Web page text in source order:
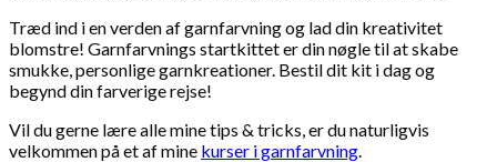
Træd ind i en verden af garnfarvning og lad din kreativitet
blomstre! Garnfarvnings startkittet er din nøgle til at skabe
smukke, personlige garnkreationer. Bestil dit kit i dag og
begynd din farverige rejse!
Vil du gerne lære alle mine tips & tricks, er du naturligvis
velkommen på et af mine kurser i garnfarvning.